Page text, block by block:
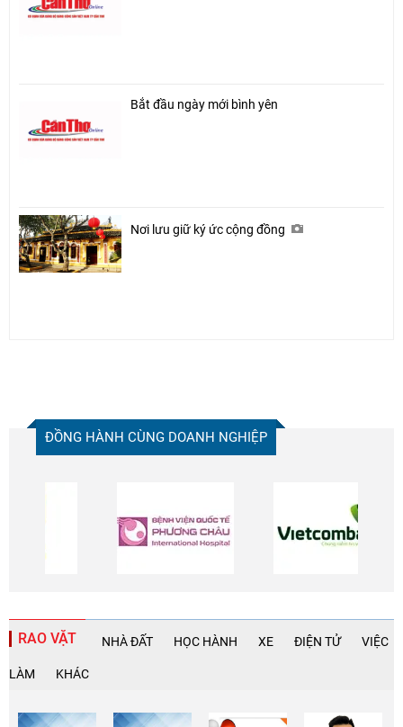
Bắt đầu ngày mới bình yên
Nơi lưu giữ ký ức cộng đồng
ĐỒNG HÀNH CÙNG DOANH NGHIỆP
RAO VẶT NHÀ ĐẤT HỌC HÀNH XE ĐIỆN TỬ VIỆC
LÀM KHÁC